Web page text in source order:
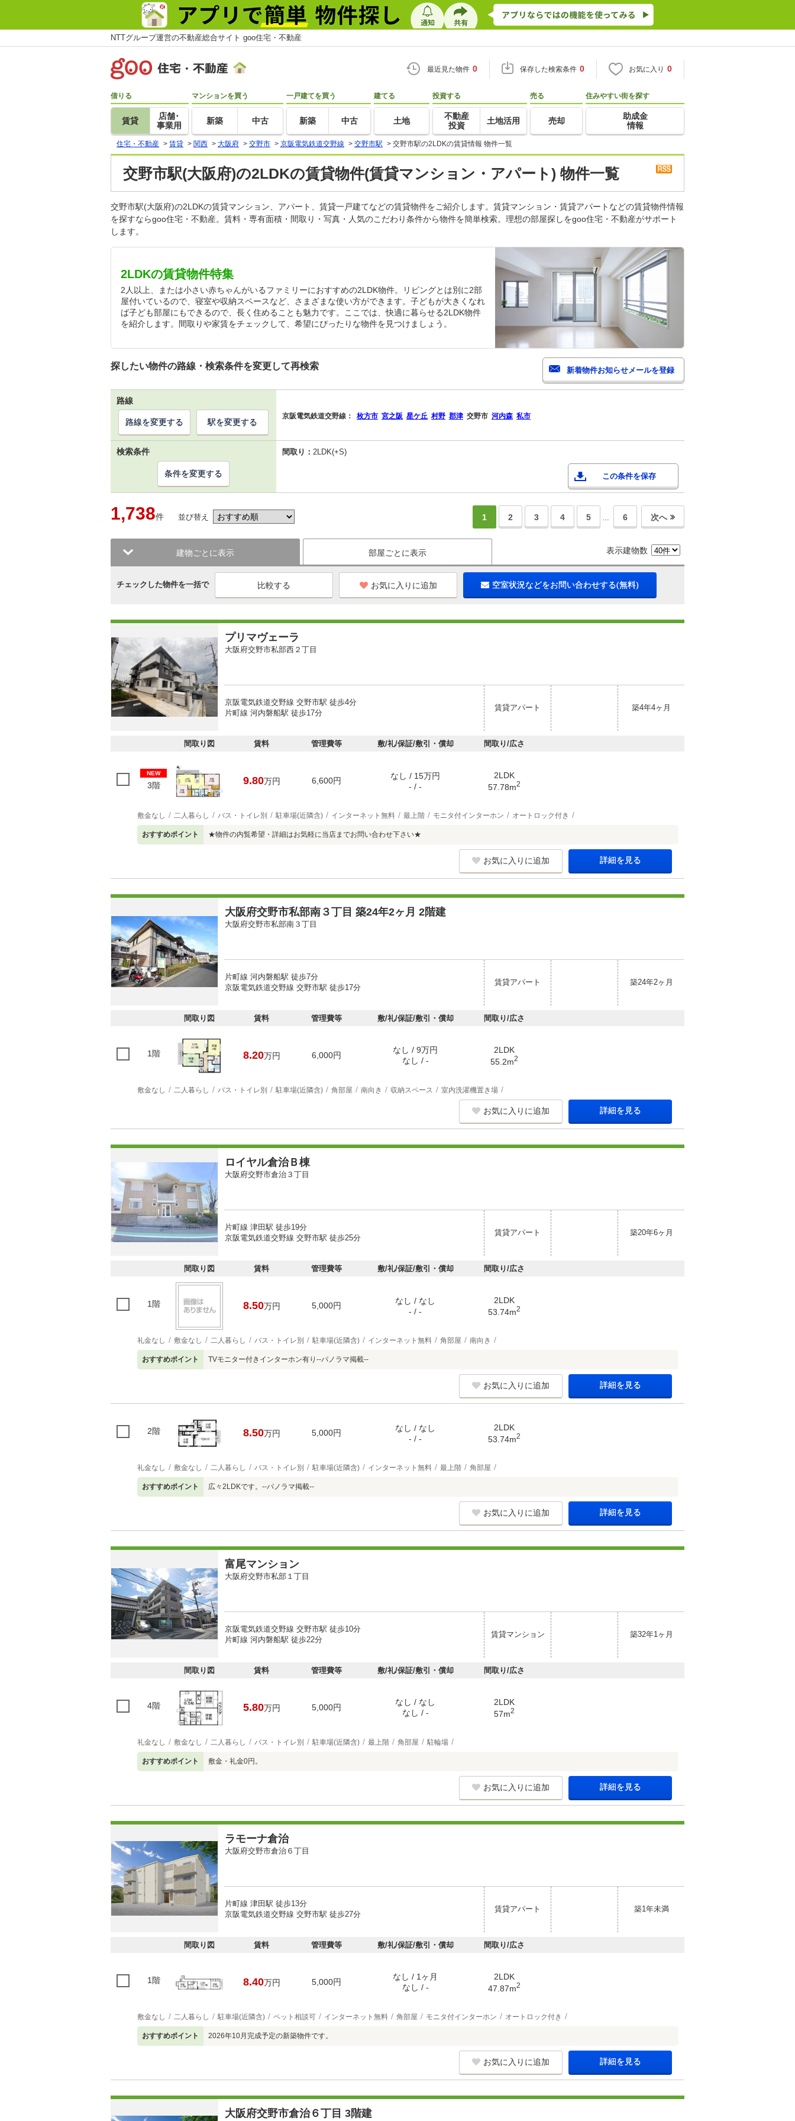
NTTグループ運営の不動産総合サイト goo住宅・不動産
最近見た物件 0 保存した検索条件 0 お気に入り 0
借りる
賃貸
店舗･
事業用
マンションを買う
新築 中古
一戸建てを買う
新築 中古
建てる
土地
投資する
不動産
投資
土地活用
売る
売却
住みやすい街を探す
助成金
情報
住宅・不動産 > 賃貸 > 関西 > 大阪府 > 交野市 > 京阪電気鉄道交野線 > 交野市駅 > 交野市駅の2LDKの賃貸情報 物件一覧
交野市駅(大阪府)の2LDKの賃貸物件(賃貸マンション・アパート) 物件一覧
交野市駅(大阪府)の2LDKの賃貸マンション、アパート、賃貸一戸建てなどの賃貸物件をご紹介します。賃貸マンション・賃貸アパートなどの賃貸物件情報
を探すならgoo住宅・不動産。賃料・専有面積・間取り・写真・人気のこだわり条件から物件を簡単検索。理想の部屋探しをgoo住宅・不動産がサポート
します。
2LDKの賃貸物件特集
2人以上、または小さい赤ちゃんがいるファミリーにおすすめの2LDK物件。リビングとは別に2部
屋付いているので、寝室や収納スペースなど、さまざまな使い方ができます。子どもが大きくなれ
ば子ども部屋にもできるので、長く住めることも魅力です。ここでは、快適に暮らせる2LDK物件
を紹介します。間取りや家賃をチェックして、希望にぴったりな物件を見つけましょう。
探したい物件の路線・検索条件を変更して再検索
路線
京阪電気鉄道交野線： 枚方市 宮之阪 星ケ丘 村野 郡津 交野市 河内森 私市
路線を変更する 駅を変更する
検索条件 間取り： 2LDK(+S)
この条件を保存
条件を変更する
1,738件 並び替え 1 2 3 4 5 … 6 次へ
建物ごとに表示 部屋ごとに表示 表示建物数
チェックした物件を一括で お気に入りに追加 空室状況などをお問い合わせする(無料)
プリマヴェーラ
大阪府交野市私部西２丁目
京阪電気鉄道交野線 交野市駅 徒歩4分
片町線 河内磐船駅 徒歩17分
賃貸アパート 築4年4ヶ月
間取り図 賃料 管理費等 敷/礼/保証/敷引・償却 間取り/広さ
NEW
3階 9.80万円 6,600円
なし / 15万円
- / -
2LDK
57.78m2
敷金なし 二人暮らし バス・トイレ別 駐車場(近隣含) インターネット無料 最上階 モニタ付インターホン オートロック付き
おすすめポイント ★物件の内覧希望・詳細はお気軽に当店までお問い合わせ下さい★
お気に入りに追加 詳細を見る
大阪府交野市私部南３丁目 築24年2ヶ月 2階建
大阪府交野市私部南３丁目
片町線 河内磐船駅 徒歩7分
京阪電気鉄道交野線 交野市駅 徒歩17分
賃貸アパート 築24年2ヶ月
間取り図 賃料 管理費等 敷/礼/保証/敷引・償却 間取り/広さ
1階 8.20万円 6,000円
なし / 9万円
なし / -
2LDK
55.2m2
敷金なし 二人暮らし バス・トイレ別 駐車場(近隣含) 角部屋 南向き 収納スペース 室内洗濯機置き場
お気に入りに追加 詳細を見る
ロイヤル倉治Ｂ棟
大阪府交野市倉治３丁目
片町線 津田駅 徒歩19分
京阪電気鉄道交野線 交野市駅 徒歩25分
賃貸アパート 築20年6ヶ月
間取り図 賃料 管理費等 敷/礼/保証/敷引・償却 間取り/広さ
1階 8.50万円 5,000円
なし / なし
- / -
2LDK
53.74m2
礼金なし 敷金なし 二人暮らし バス・トイレ別 駐車場(近隣含) インターネット無料 角部屋 南向き
おすすめポイント TVモニター付きインターホン有り--パノラマ掲載--
お気に入りに追加 詳細を見る
2階 8.50万円 5,000円
なし / なし
- / -
2LDK
53.74m2
礼金なし 敷金なし 二人暮らし バス・トイレ別 駐車場(近隣含) インターネット無料 最上階 角部屋
おすすめポイント 広々2LDKです。--パノラマ掲載--
お気に入りに追加 詳細を見る
富尾マンション
大阪府交野市私部１丁目
京阪電気鉄道交野線 交野市駅 徒歩10分
片町線 河内磐船駅 徒歩22分
賃貸マンション 築32年1ヶ月
間取り図 賃料 管理費等 敷/礼/保証/敷引・償却 間取り/広さ
4階 5.80万円 5,000円
なし / なし
なし / -
2LDK
57m2
礼金なし 敷金なし 二人暮らし バス・トイレ別 駐車場(近隣含) 最上階 角部屋 駐輪場
おすすめポイント 敷金・礼金0円。
お気に入りに追加 詳細を見る
ラモーナ倉治
大阪府交野市倉治６丁目
片町線 津田駅 徒歩13分
京阪電気鉄道交野線 交野市駅 徒歩27分
賃貸アパート 築1年未満
間取り図 賃料 管理費等 敷/礼/保証/敷引・償却 間取り/広さ
1階 8.40万円 5,000円
なし / 1ヶ月
なし / -
2LDK
47.87m2
敷金なし 二人暮らし 駐車場(近隣含) ペット相談可 インターネット無料 角部屋 モニタ付インターホン オートロック付き
おすすめポイント 2026年10月完成予定の新築物件です。
お気に入りに追加 詳細を見る
大阪府交野市倉治６丁目 3階建